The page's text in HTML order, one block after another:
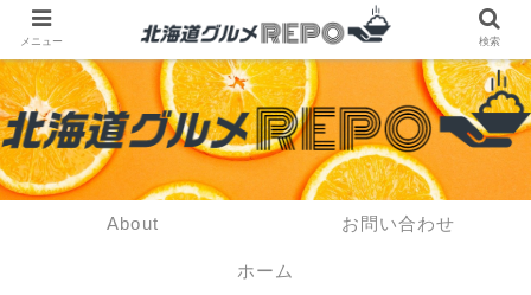
About お問い合わせ
ホーム
メニュー 検索